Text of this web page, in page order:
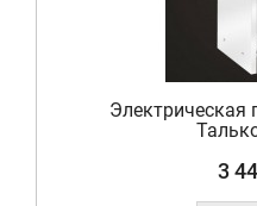
Электрическая
3